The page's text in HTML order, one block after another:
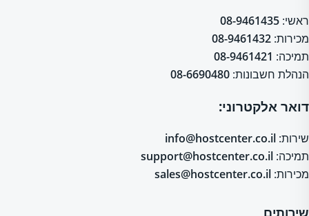
ראשי: 08-9461435
מכירות: 08-9461432
תמיכה: 08-9461421
הנהלת חשבונות: 08-6690480
דואר אלקטרוני:
שירות: info@hostcenter.co.il
תמיכה: support@hostcenter.co.il
מכירות: sales@hostcenter.co.il
שירותים